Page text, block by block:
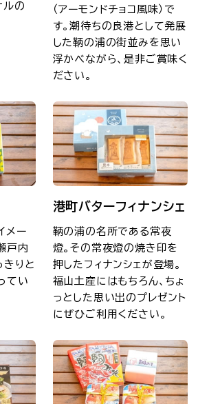
ルの
（アーモンドチョコ風味）で
す。潮待ちの良港として発展
した鞆の浦の街並みを思い
浮かべながら、是非ご賞味く
ださい。
メー
戸内
きりと
てい
港町バターフィナンシェ
鞆の浦の名所である常夜
燈。その常夜燈の焼き印を
押したフィナンシェが登場。
福山土産にはもちろん、ちょ
っとした思い出のプレゼント
にぜひご利用ください。